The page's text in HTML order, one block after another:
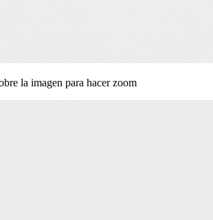
la imagen para hacer zoom